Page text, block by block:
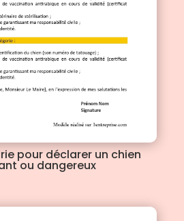
pour déclarer un chien
ou dangereux